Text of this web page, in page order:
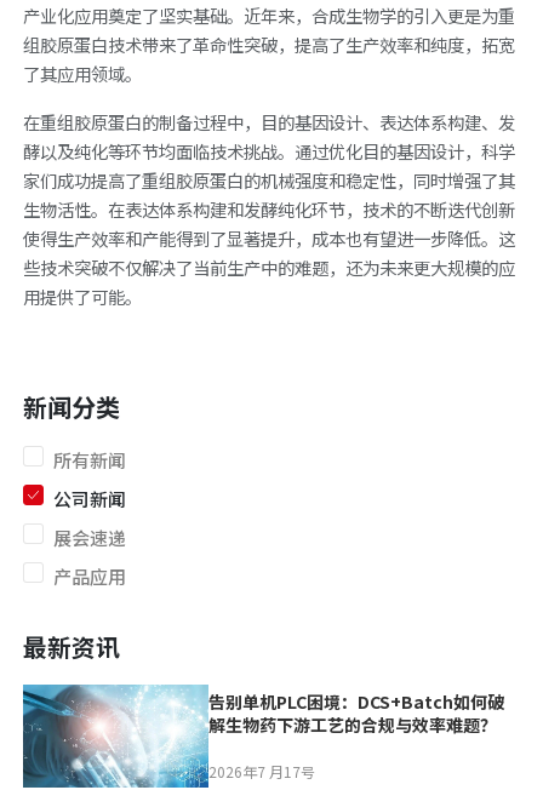
产业化应用奠定了坚实基础。近年来，合成生物学的引入更是为重
组胶原蛋白技术带来了革命性突破，提高了生产效率和纯度，拓宽
了其应用领域。
在重组胶原蛋白的制备过程中，目的基因设计、表达体系构建、发
酵以及纯化等环节均面临技术挑战。通过优化目的基因设计，科学
家们成功提高了重组胶原蛋白的机械强度和稳定性，同时增强了其
生物活性。在表达体系构建和发酵纯化环节，技术的不断迭代创新
使得生产效率和产能得到了显著提升，成本也有望进一步降低。这
些技术突破不仅解决了当前生产中的难题，还为未来更大规模的应
用提供了可能。
新闻分类
所有新闻
公司新闻
展会速递
产品应用
最新资讯
告别单机PLC困境：DCS+Batch如何破
解生物药下游工艺的合规与效率难题？
2026年7 月17号